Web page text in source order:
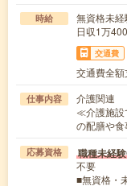
時給
無資格未
日収1万
交通費
交通費全額
仕事内容
介護関連
≪介護施
の配膳や
応募資格 職種未経
不要
■無資格・